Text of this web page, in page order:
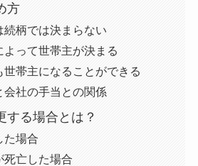
方
続柄では決まらない
よって世帯主が決まる
世帯主になることができる
会社の手当との関係
する場合とは？
た場合
死亡した場合